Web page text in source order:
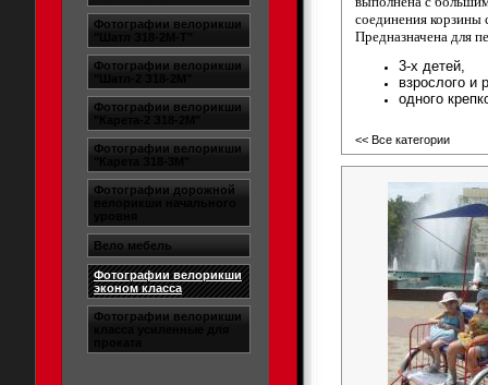
Фотографии велорикши
Фотографии велорикши
Фотографии велорикши
Фотографии велорикши
Фотографии дорожной
Вело мебель
Фотографии велорикши
эконом класса
Фотографии велорикши
соединения корзины
Предназначена для
3-х детей,
взрослого и
одного
<< Все категории